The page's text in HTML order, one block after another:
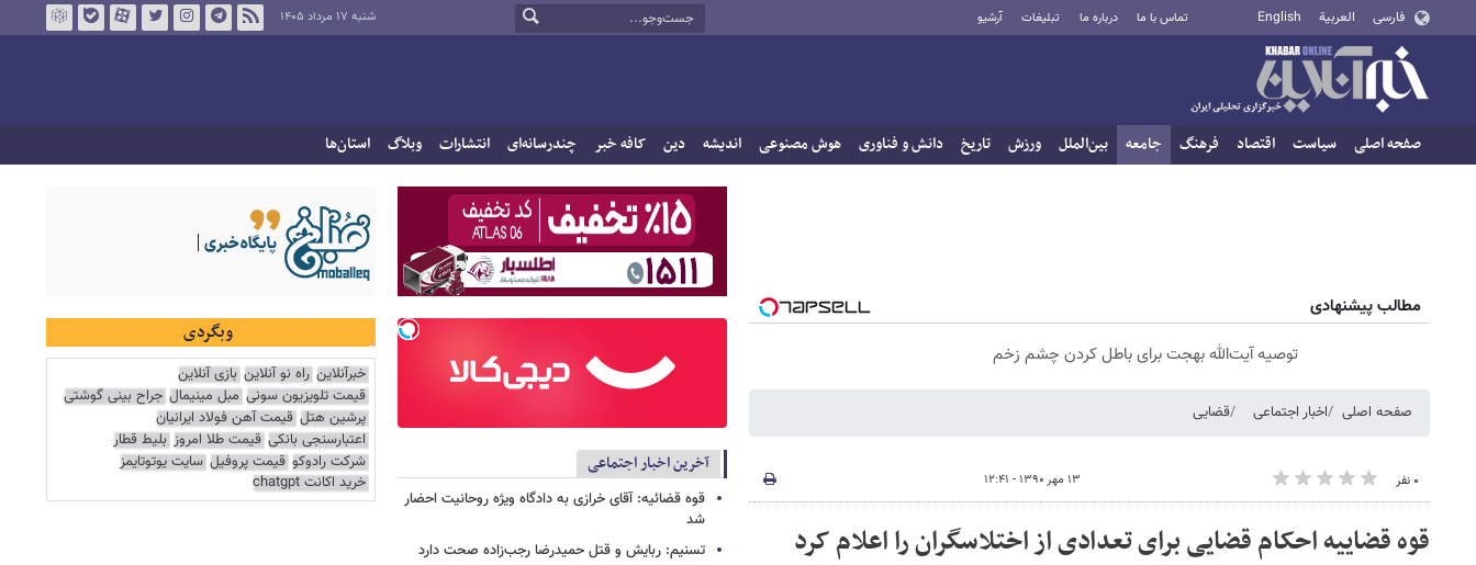
فارسی العربية English تماس با ما درباره ما تبلیغات آرشیو شنبه ۱۷ مرداد ۱۴۰۵
صفحه اصلی سیاست اقتصاد فرهنگ جامعه بین‌الملل ورزش تاریخ دانش و فناوری هوش مصنوعی اندیشه دین کافه خبر چندرسانه‌ای انتشارات وبلاگ استان‌ها
مطالب پیشنهادی
توصیه آیت‌الله بهجت برای باطل کردن چشم زخم
صفحه اصلی اخبار اجتماعی قضایی
۰ نفر ۱۳ مهر ۱۳۹۰ - ۱۲:۴۱
قوه قضاییه احکام قضایی برای تعدادی از اختلاسگران را اعلام کرد
آخرین اخبار اجتماعی
قوه قضائیه: آقای خرازی به دادگاه ویژه روحانیت احضار
شد
تسنیم: ربایش و قتل حمیدرضا رجب‌زاده صحت دارد
وبگردی
خبرآنلاین راه نو آنلاین بازی آنلاین
قیمت تلویزیون سونی مبل مینیمال جراح بینی گوشتی
پرشین هتل قیمت آهن فولاد ایرانیان
اعتبارسنجی بانکی قیمت طلا امروز بلیط قطار
شرکت رادوکو قیمت پروفیل سایت یوتوتایمز
خرید اکانت chatgpt